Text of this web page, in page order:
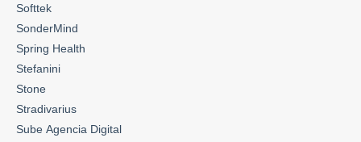
Softtek
SonderMind
Spring Health
Stefanini
Stone
Stradivarius
Sube Agencia Digital